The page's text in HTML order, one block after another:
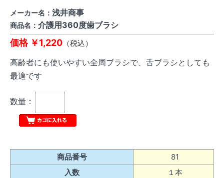
メーカー名： 浅井商事
商品名： 介護用360度歯ブラシ
価格 ￥1,220 （税込）
高齢者にも使いやすい全周ブラシで、舌ブラシとしても
最適です
数量：
商品番号
81
入数
１本